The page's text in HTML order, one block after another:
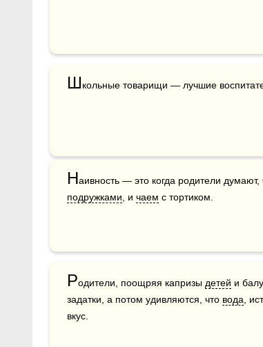
Школьные товарищи — лучшие
Наивность — это когда родители думают,
подружками , и чаем с тортиком.
Родители, поощряя капризы детей и
задатки, а потом удивляются, что вода ,
вкус.